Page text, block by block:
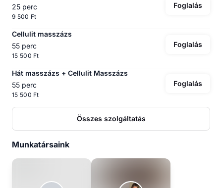
25 perc
9 500 Ft
Foglalás
Cellulit masszázs
55 perc
15 500 Ft
Foglalás
Hát masszázs + Cellulit Masszázs
55 perc
15 500 Ft
Foglalás
Összes szolgáltatás
Munkatársaink